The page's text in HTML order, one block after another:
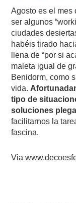
Agosto es el mes
ser algunos
ciudades
habéis tirado
llena de “por si
maleta igual de
Benidorm, como
vida.
tipo de
soluciones
facilitarnos la
fascina.
Via